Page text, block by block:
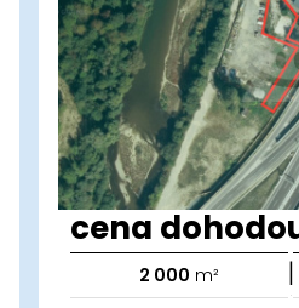
cena
2 000 m² |